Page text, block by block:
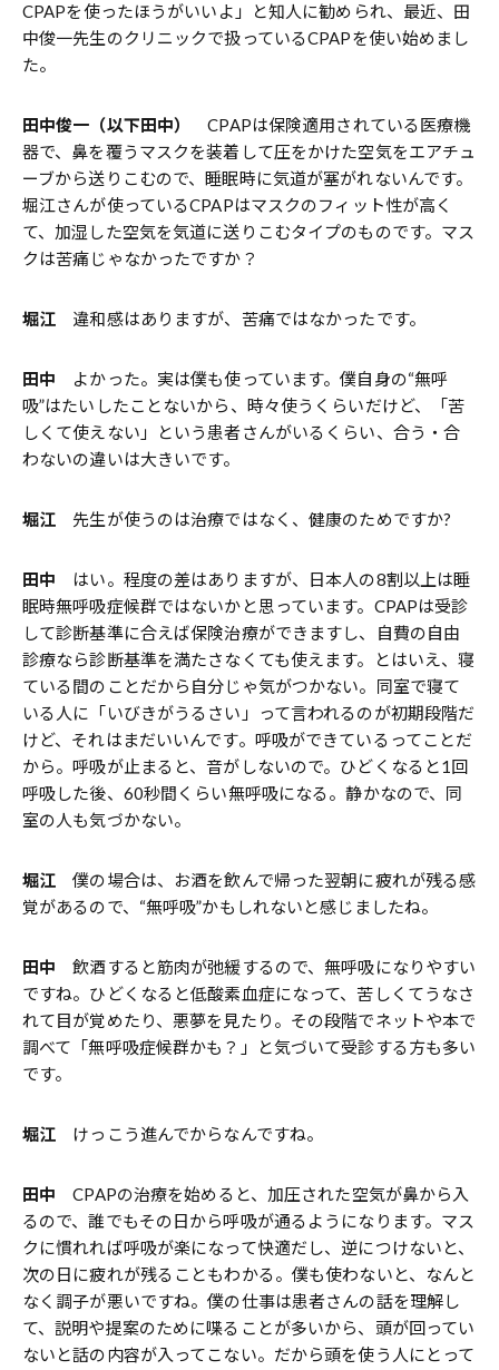
CPAPを使ったほうがいいよ」と知人に勧められ、最近、田
中俊一先生のクリニックで扱っているCPAPを使い始めまし
た。
田中俊一（以下田中）
CPAPは保険適用されている医療機
器で、鼻を覆うマスクを装着して圧をかけた空気をエアチュ
ーブから送りこむので、睡眠時に気道が塞がれないんです。
堀江さんが使っているCPAPはマスクのフィット性が高く
て、加湿した空気を気道に送りこむタイプのものです。マス
クは苦痛じゃなかったですか？
堀江 違和感はありますが、苦痛ではなかったです。
田中 よかった。実は僕も使っています。僕自身の“無呼
吸”はたいしたことないから、時々使うくらいだけど、「苦
しくて使えない」という患者さんがいるくらい、合う・合
わないの違いは大きいです。
堀江 先生が使うのは治療ではなく、健康のためですか?
田中 はい。程度の差はありますが、日本人の8割以上は睡
眠時無呼吸症候群ではないかと思っています。CPAPは受診
して診断基準に合えば保険治療ができますし、自費の自由
診療なら診断基準を満たさなくても使えます。とはいえ、寝
ている間のことだから自分じゃ気がつかない。同室で寝て
いる人に「いびきがうるさい」って言われるのが初期段階だ
けど、それはまだいいんです。呼吸ができているってことだ
から。呼吸が止まると、音がしないので。ひどくなると1回
呼吸した後、60秒間くらい無呼吸になる。静かなので、同
室の人も気づかない。
堀江 僕の場合は、お酒を飲んで帰った翌朝に疲れが残る感
覚があるので、“無呼吸”かもしれないと感じましたね。
田中 飲酒すると筋肉が弛緩するので、無呼吸になりやすい
ですね。ひどくなると低酸素血症になって、苦しくてうなさ
れて目が覚めたり、悪夢を見たり。その段階でネットや本で
調べて「無呼吸症候群かも？」と気づいて受診する方も多い
です。
堀江 けっこう進んでからなんですね。
田中 CPAPの治療を始めると、加圧された空気が鼻から入
るので、誰でもその日から呼吸が通るようになります。マス
クに慣れれば呼吸が楽になって快適だし、逆につけないと、
次の日に疲れが残ることもわかる。僕も使わないと、なんと
なく調子が悪いですね。僕の仕事は患者さんの話を理解し
て、説明や提案のために喋ることが多いから、頭が回ってい
ないと話の内容が入ってこない。だから頭を使う人にとって